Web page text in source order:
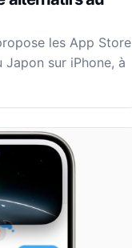
les App Store
sur iPhone, à